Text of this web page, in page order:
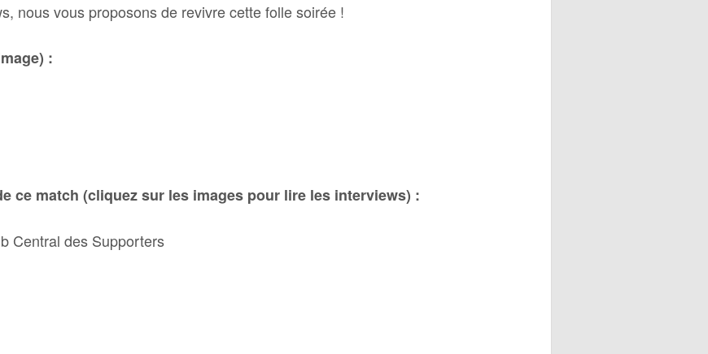
nous vous proposons de revivre cette folle soirée !
:
ce match (cliquez sur les images pour lire les interviews) :
Central des Supporters